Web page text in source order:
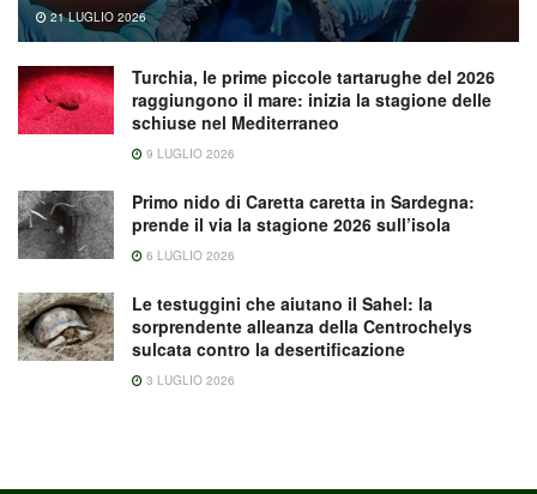
21 LUGLIO 2026
Turchia, le prime piccole tartarughe del 2026
raggiungono il mare: inizia la stagione delle
schiuse nel Mediterraneo
9 LUGLIO 2026
Primo nido di Caretta caretta in Sardegna:
prende il via la stagione 2026 sull’isola
6 LUGLIO 2026
Le testuggini che aiutano il Sahel: la
sorprendente alleanza della Centrochelys
sulcata contro la desertificazione
3 LUGLIO 2026